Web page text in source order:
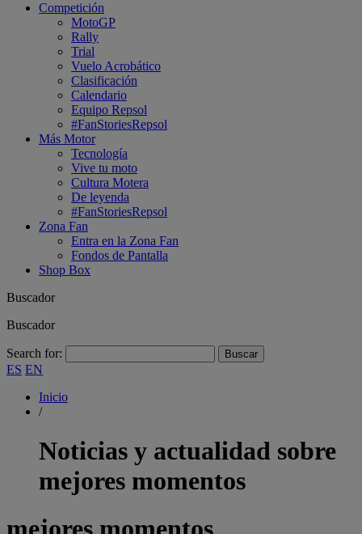
Competición
MotoGP
Rally
Trial
Vuelo Acrobático
Clasificación
Calendario
Equipo Repsol
#FanStoriesRepsol
Más Motor
Tecnología
Vive tu moto
Cultura Motera
De leyenda
#FanStoriesRepsol
Zona Fan
Entra en la Zona Fan
Fondos de Pantalla
Shop Box
Buscador
Buscador
Search for:
ES EN
Inicio
/
Noticias y actualidad sobre
mejores momentos